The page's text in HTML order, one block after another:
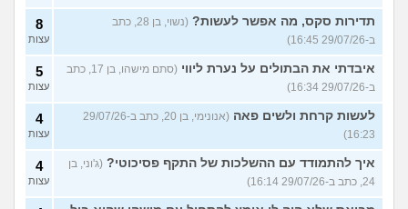
תדירות סקס, מה אפשר לעשות?
(נשוי, בן 28, כתב
ב-29/07/26 16:45)
8
עצות
איבדתי את הבתולים על נערת ליווי
(סתם מישהו, בן 17, כתב
ב-29/07/26 16:34)
5
עצות
לעשות קרחת ולשים פאה
(אנונימי, בן 20, כתב ב-29/07/26
16:23)
4
עצות
איך להתמודד עם ההשלכות של התקף פסיכוטי? (ג'וני, בן
24, כתב ב-29/07/26 16:14)
4
עצות